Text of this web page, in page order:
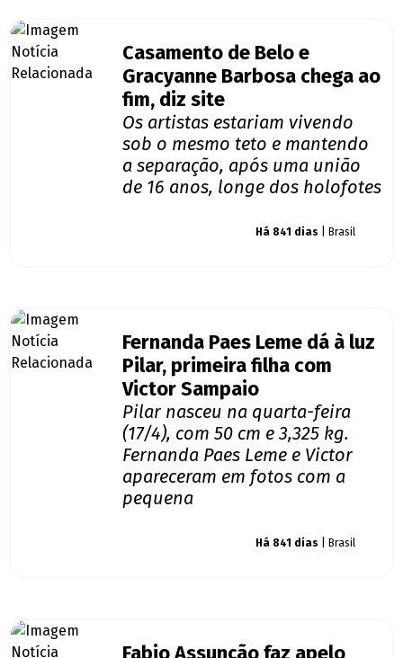
Casamento de Belo e
Gracyanne Barbosa chega ao
fim, diz site
Os artistas estariam vivendo
sob o mesmo teto e mantendo
a separação, após uma união
de 16 anos, longe dos holofotes
Há 841 dias | Brasil
Fernanda Paes Leme dá à luz
Pilar, primeira filha com
Victor Sampaio
Pilar nasceu na quarta-feira
(17/4), com 50 cm e 3,325 kg.
Fernanda Paes Leme e Victor
apareceram em fotos com a
pequena
Há 841 dias | Brasil